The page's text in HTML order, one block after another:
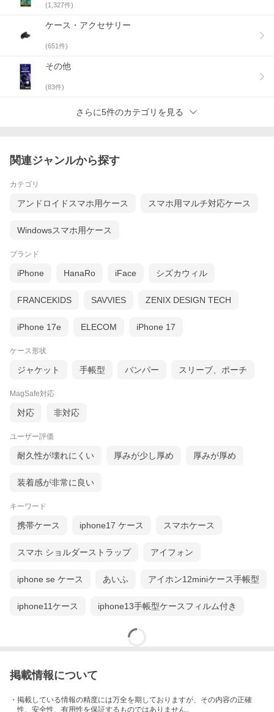
(1,327件)
ケース・アクセサリー
(651件)
その他
(83件)
さらに5件のカテゴリを見る
関連ジャンルから探す
カテゴリ
アンドロイドスマホ用ケース スマホ用マルチ対応ケース
Windowsスマホ用ケース
ブランド
iPhone HanaRo iFace シズカウィル
FRANCEKIDS SAVVIES ZENIX DESIGN TECH
iPhone 17e ELECOM iPhone 17
ケース形状
ジャケット 手帳型 バンパー スリーブ、ポーチ
MagSafe対応
対応 非対応
ユーザー評価
耐久性が壊れにくい 厚みが少し厚め 厚みが厚め
装着感が非常に良い
キーワード
携帯ケース iphone17 ケース スマホケース
スマホ ショルダーストラップ アイフォン
iphone se ケース あいふ アイホン12miniケース手帳型
iphone11ケース iphone13手帳型ケースフィルム付き
掲載情報について
・掲載している情報の精度には万全を期しておりますが、その内容の正確
性、安全性、有用性を保証するものではありません。